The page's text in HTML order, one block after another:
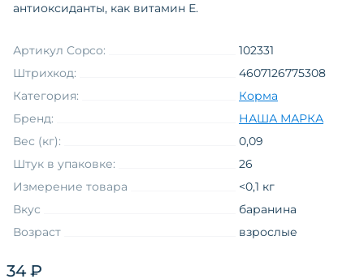
34 ₽
антиоксиданты, как витамин Е.
Артикул Copco:
102331
Штрихкод:
4607126775308
Категория:
Корма
Бренд:
НАША МАРКА
Вес (кг):
0,09
Штук в упаковке:
26
Измерение товара
<0,1 кг
Вкус
баранина
Возраст
взрослые